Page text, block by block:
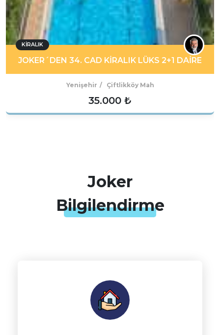
KIRALIK
JOKER´DEN 34. CAD KİRALIK LÜKS 2+1 DAİRE
Yenişehir Çiftlikköy Mah
35.000 ₺
Joker
Bilgilendirme